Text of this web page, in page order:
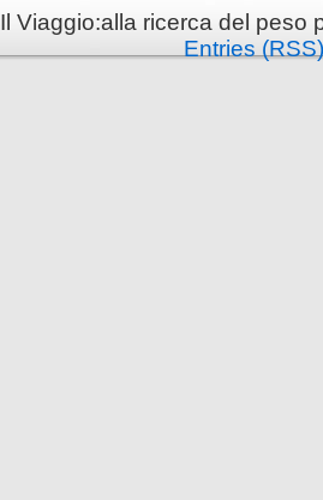
Il Viaggio:alla ricerca del
Entries (RSS)